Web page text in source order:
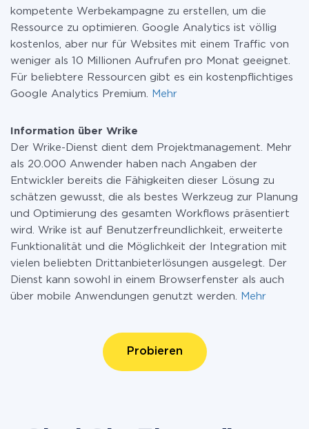
kompetente Werbekampagne zu erstellen, um die
Ressource zu optimieren. Google Analytics ist völlig
kostenlos, aber nur für Websites mit einem Traffic von
weniger als 10 Millionen Aufrufen pro Monat geeignet.
Für beliebtere Ressourcen gibt es ein kostenpflichtiges
Google Analytics Premium.
Mehr
Information über Wrike
Der Wrike-Dienst dient dem Projektmanagement. Mehr
als 20.000 Anwender haben nach Angaben der
Entwickler bereits die Fähigkeiten dieser Lösung zu
schätzen gewusst, die als bestes Werkzeug zur Planung
und Optimierung des gesamten Workflows präsentiert
wird. Wrike ist auf Benutzerfreundlichkeit, erweiterte
Funktionalität und die Möglichkeit der Integration mit
vielen beliebten Drittanbieterlösungen ausgelegt. Der
Dienst kann sowohl in einem Browserfenster als auch
über mobile Anwendungen genutzt werden.
Mehr
Probieren